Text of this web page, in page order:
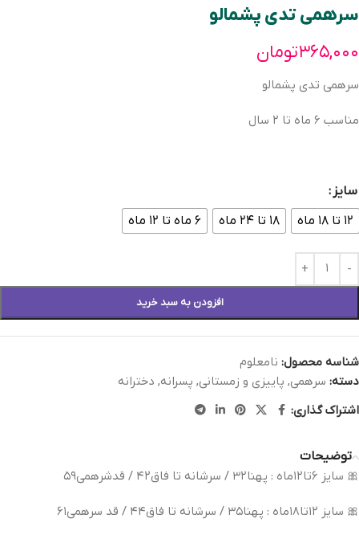
سرهمی تدی پشمالو
۳۶۵,۰۰۰تومان
سرهمی تدی پشمالو
مناسب ۶ ماه تا ۲ سال
سایز
۱۲ تا ۱۸ ماه
۱۸ تا ۲۴ ماه ۶ ماه تا ۱۲ ماه
افزودن به سبد خرید
شناسه محصول: نامعلوم
دسته: سرهمی, پاییزی و زمستانی, پسرانه, دخترانه
اشتراک گذاری:
توضیحات
🎀 سایز ۶تا۱۲ماه : پهنا۳۲ / سرشانه تا فاق۴۲ / قدشرهمی۵۹
🎀 سایز ۱۲تا۱۸ماه : پهنا۳۵ / سرشانه تا فاق۴۴ / قد سرهمی۶۱